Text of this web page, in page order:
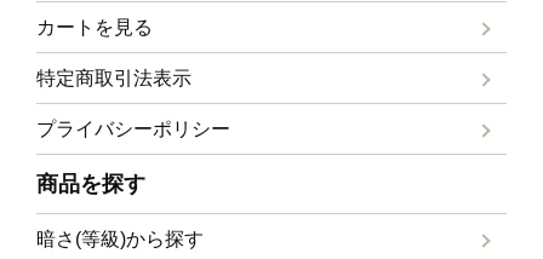
カートを見る
特定商取引法表示
プライバシーポリシー
商品を探す
暗さ(等級)から探す